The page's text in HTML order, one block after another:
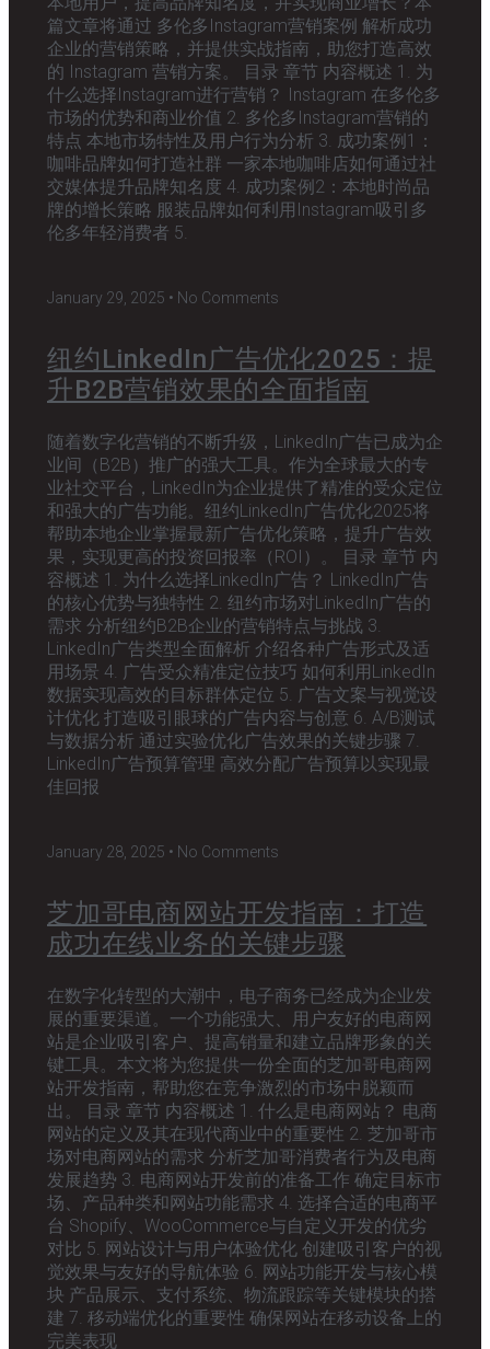
篇文章将通过 多伦多Instagram营销案例 解析成功
企业的营销策略，并提供实战指南，助您打造高效
的 Instagram 营销方案。 目录 章节 内容概述 1. 为
什么选择Instagram进行营销？ Instagram 在多伦多
市场的优势和商业价值 2. 多伦多Instagram营销的
特点 本地市场特性及用户行为分析 3. 成功案例1：
咖啡品牌如何打造社群 一家本地咖啡店如何通过社
交媒体提升品牌知名度 4. 成功案例2：本地时尚品
牌的增长策略 服装品牌如何利用Instagram吸引多
伦多年轻消费者 5.
January 29, 2025 No Comments
纽约LinkedIn广告优化2025：提
升B2B营销效果的全面指南
随着数字化营销的不断升级，LinkedIn广告已成为企
业间（B2B）推广的强大工具。作为全球最大的专
业社交平台，LinkedIn为企业提供了精准的受众定位
和强大的广告功能。纽约LinkedIn广告优化2025将
帮助本地企业掌握最新广告优化策略，提升广告效
果，实现更高的投资回报率（ROI）。 目录 章节 内
容概述 1. 为什么选择LinkedIn广告？ LinkedIn广告
的核心优势与独特性 2. 纽约市场对LinkedIn广告的
需求 分析纽约B2B企业的营销特点与挑战 3.
LinkedIn广告类型全面解析 介绍各种广告形式及适
用场景 4. 广告受众精准定位技巧 如何利用LinkedIn
数据实现高效的目标群体定位 5. 广告文案与视觉设
计优化 打造吸引眼球的广告内容与创意 6. A/B测试
与数据分析 通过实验优化广告效果的关键步骤 7.
LinkedIn广告预算管理 高效分配广告预算以实现最
佳回报
January 28, 2025 No Comments
芝加哥电商网站开发指南：打造
成功在线业务的关键步骤
在数字化转型的大潮中，电子商务已经成为企业发
展的重要渠道。一个功能强大、用户友好的电商网
站是企业吸引客户、提高销量和建立品牌形象的关
键工具。本文将为您提供一份全面的芝加哥电商网
站开发指南，帮助您在竞争激烈的市场中脱颖而
出。 目录 章节 内容概述 1. 什么是电商网站？ 电商
网站的定义及其在现代商业中的重要性 2. 芝加哥市
场对电商网站的需求 分析芝加哥消费者行为及电商
发展趋势 3. 电商网站开发前的准备工作 确定目标市
场、产品种类和网站功能需求 4. 选择合适的电商平
台 Shopify、WooCommerce与自定义开发的优劣
对比 5. 网站设计与用户体验优化 创建吸引客户的视
觉效果与友好的导航体验 6. 网站功能开发与核心模
块 产品展示、支付系统、物流跟踪等关键模块的搭
建 7. 移动端优化的重要性 确保网站在移动设备上的
完美表现